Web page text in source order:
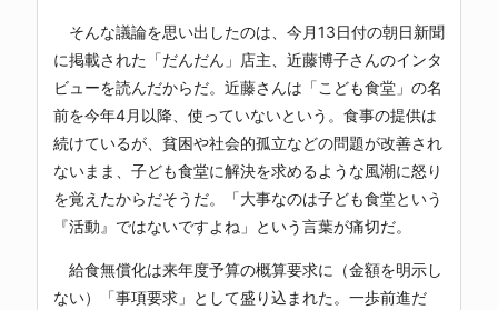
そんな議論を思い出したのは、今月13日付の朝日新聞
に掲載された「だんだん」店主、近藤博子さんのインタ
ビューを読んだからだ。近藤さんは「こども食堂」の名
前を今年4月以降、使っていないという。食事の提供は
続けているが、貧困や社会的孤立などの問題が改善され
ないまま、子ども食堂に解決を求めるような風潮に怒り
を覚えたからだそうだ。「大事なのは子ども食堂という
『活動』ではないですよね」という言葉が痛切だ。
給食無償化は来年度予算の概算要求に（金額を明示し
ない）「事項要求」として盛り込まれた。一歩前進だ